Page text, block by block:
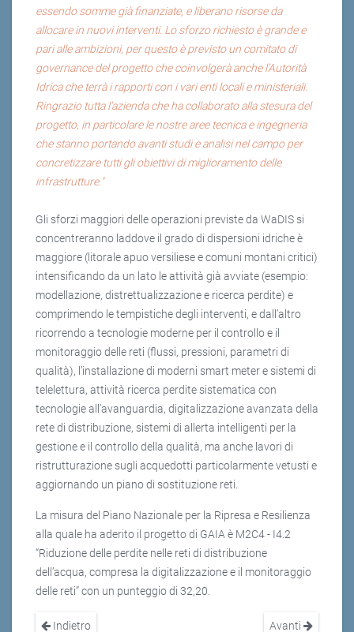
essendo somme già finanziate, e liberano risorse da
allocare in nuovi interventi. Lo sforzo richiesto è grande e
pari alle ambizioni, per questo è previsto un comitato di
governance del progetto che coinvolgerà anche l’Autorità
Idrica che terrà i rapporti con i vari enti locali e ministeriali.
Ringrazio tutta l'azienda che ha collaborato alla stesura del
progetto, in particolare le nostre aree tecnica e ingegneria
che stanno portando avanti studi e analisi nel campo per
concretizzare tutti gli obiettivi di miglioramento delle
infrastrutture."
Gli sforzi maggiori delle operazioni previste da WaDIS si
concentreranno laddove il grado di dispersioni idriche è
maggiore (litorale apuo versiliese e comuni montani critici)
intensificando da un lato le attività già avviate (esempio:
modellazione, distrettualizzazione e ricerca perdite) e
comprimendo le tempistiche degli interventi, e dall’altro
ricorrendo a tecnologie moderne per il controllo e il
monitoraggio delle reti (flussi, pressioni, parametri di
qualità), l’installazione di moderni smart meter e sistemi di
telelettura, attività ricerca perdite sistematica con
tecnologie all’avanguardia, digitalizzazione avanzata della
rete di distribuzione, sistemi di allerta intelligenti per la
gestione e il controllo della qualità, ma anche lavori di
ristrutturazione sugli acquedotti particolarmente vetusti e
aggiornando un piano di sostituzione reti.
La misura del Piano Nazionale per la Ripresa e Resilienza
alla quale ha aderito il progetto di GAIA è M2C4 - I4.2
“Riduzione delle perdite nelle reti di distribuzione
dell’acqua, compresa la digitalizzazione e il monitoraggio
delle reti” con un punteggio di 32,20.
Indietro Avanti